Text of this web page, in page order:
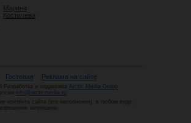
Марина
Костичева
Гостевая Реклама на сайте
Разработка и поддержка Arctic Media Group
info@arcticmedia.ru
контента сайта (его наполнения), в любом виде,
запрещено.